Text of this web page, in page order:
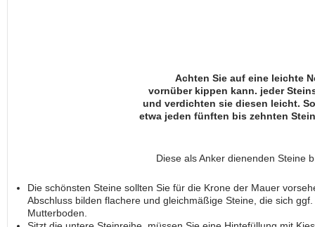
Achten Sie auf eine leichte
vornüber kippen kann. jeder
und verdichten sie diesen leicht.
etwa jeden fünften bis zehnten
Diese als Anker dienenden Steine
Die schönsten Steine sollten Sie für die Krone der Mauer
Abschluss bilden flachere und gleichmäßige Steine, die sich
Mutterboden.